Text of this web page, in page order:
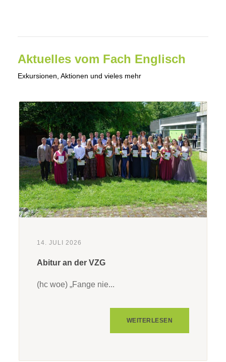
Aktuelles vom Fach Englisch
Exkursionen, Aktionen und vieles mehr
14. JULI 2026
Abitur an der VZG
(hc woe) „Fange nie...
WEITERLESEN